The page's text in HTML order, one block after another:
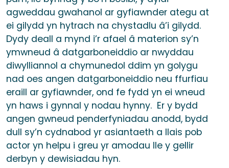
agweddau gwahanol ar gyfiawnder ategu at
ei gilydd yn hytrach na chystadlu â’i gilydd.
Dydy deall a mynd i’r afael â materion sy’n
ymwneud â datgarboneiddio ar nwyddau
diwylliannol a chymunedol ddim yn golygu
nad oes angen datgarboneiddio neu ffurfiau
eraill ar gyfiawnder, ond fe fydd yn ei wneud
yn haws i gynnal y nodau hynny. Er y bydd
angen gwneud penderfyniadau anodd, bydd
dull sy’n cydnabod yr asiantaeth a llais pob
actor yn helpu i greu yr amodau lle y gellir
derbyn y dewisiadau hyn.